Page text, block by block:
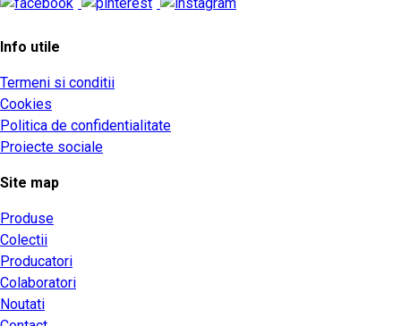
Info utile
Termeni si conditii
Cookies
Politica de confidentialitate
Proiecte sociale
Site map
Produse
Colectii
Producatori
Colaboratori
Noutati